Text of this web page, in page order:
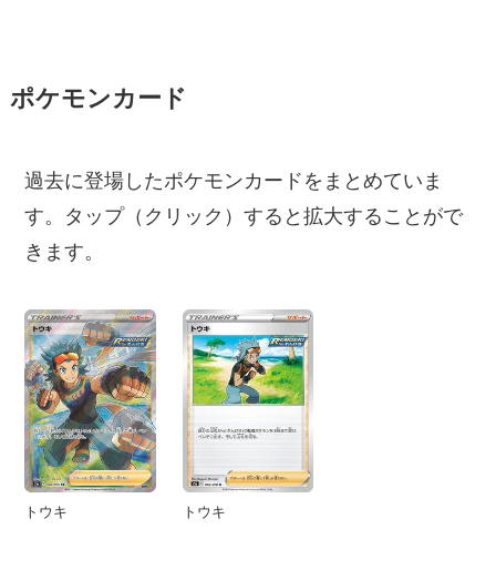
ポケモンカード
過去に登場したポケモンカードをまとめていま
す。タップ（クリック）すると拡大することがで
きます。
トウキ トウキ